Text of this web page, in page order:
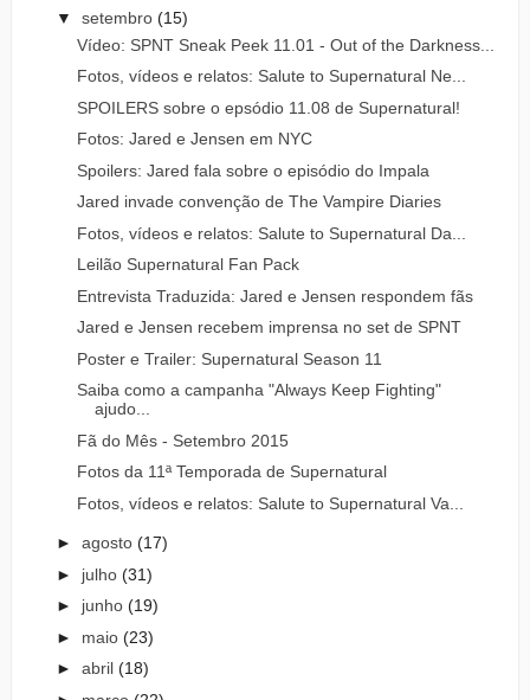
▼ setembro (15)
Vídeo: SPNT Sneak Peek 11.01 - Out of the Darkness...
Fotos, vídeos e relatos: Salute to Supernatural Ne...
SPOILERS sobre o epsódio 11.08 de Supernatural!
Fotos: Jared e Jensen em NYC
Spoilers: Jared fala sobre o episódio do Impala
Jared invade convenção de The Vampire Diaries
Fotos, vídeos e relatos: Salute to Supernatural Da...
Leilão Supernatural Fan Pack
Entrevista Traduzida: Jared e Jensen respondem fãs
Jared e Jensen recebem imprensa no set de SPNT
Poster e Trailer: Supernatural Season 11
Saiba como a campanha "Always Keep Fighting"
ajudo...
Fã do Mês - Setembro 2015
Fotos da 11ª Temporada de Supernatural
Fotos, vídeos e relatos: Salute to Supernatural Va...
► agosto (17)
► julho (31)
► junho (19)
► maio (23)
► abril (18)